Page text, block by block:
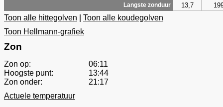
Langste zonduur 13,7
Toon alle hittegolven
Toon alle koudegolven
Toon Hellmann-grafiek
Zon
Zon op:
06:11
Hoogste punt:
13:44
Zon onder:
21:17
Actuele temperatuur